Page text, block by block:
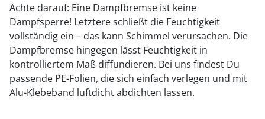
Achte darauf: Eine Dampfbremse ist keine
Dampfsperre! Letztere schließt die Feuchtigkeit
vollständig ein – das kann Schimmel verursachen. Die
Dampfbremse hingegen lässt Feuchtigkeit in
kontrolliertem Maß diffundieren. Bei uns findest Du
passende PE-Folien, die sich einfach verlegen und mit
Alu-Klebeband luftdicht abdichten lassen.